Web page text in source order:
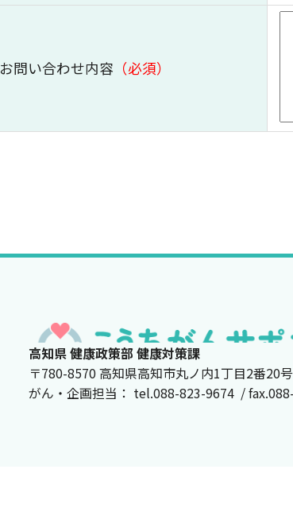
お問い合わせ内容 （必須）
高知県 健康政策部 健康対策課
〒780-8570 高知県高知市丸ノ内1丁目2番20号
がん・企画担当： tel.088-823-9674 /